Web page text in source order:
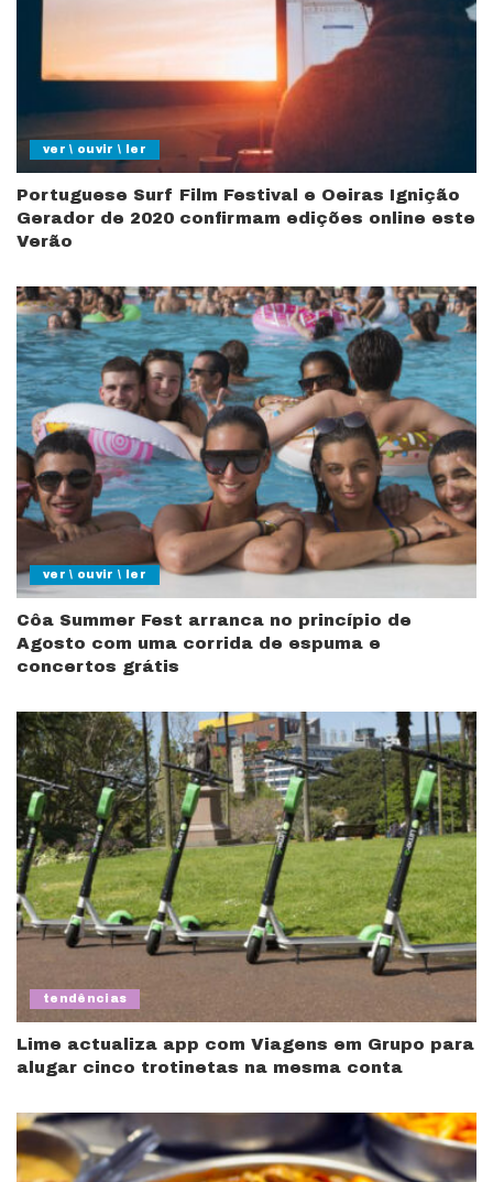
ver \ ouvir \ ler
Portuguese Surf Film Festival e Oeiras Ignição
Gerador de 2020 confirmam edições online este
Verão
ver \ ouvir \ ler
Côa Summer Fest arranca no princípio de
Agosto com uma corrida de espuma e
concertos grátis
tendências
Lime actualiza app com Viagens em Grupo para
alugar cinco trotinetas na mesma conta